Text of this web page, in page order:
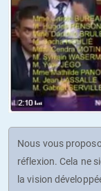
Nous vous
réflexion. Cela ne
la vision